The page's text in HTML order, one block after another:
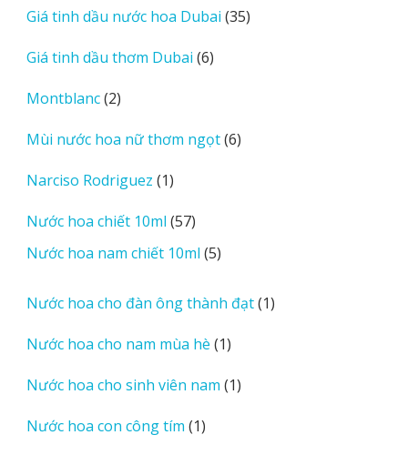
Giá tinh dầu nước hoa Dubai 3535
Giá tinh dầu thơm Dubai 66
Montblanc 22
phẩm
Mùi nước hoa nữ thơm ngọt 66
Narciso Rodriguez 11
phẩm
Nước hoa chiết 10ml 5757
sản
phẩm
Nước hoa nam chiết 10ml 55
phẩm
Nước hoa cho đàn ông thành đạt 11
Nước hoa cho nam mùa hè 11
phẩm
Nước hoa cho sinh viên nam 11
Nước hoa con công tím 11